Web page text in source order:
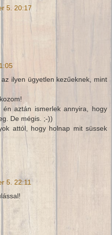
5. 20:17
ilyen ügyetlen kezűeknek, mint
aztán ismerlek annyira, hogy
De mégis. ;-))
attól, hogy holnap mit süssek
5. 22:11